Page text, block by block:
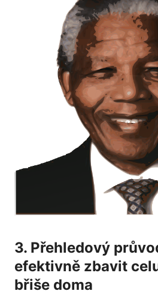
3. Přehledový
efektivně zbavit
břiše doma